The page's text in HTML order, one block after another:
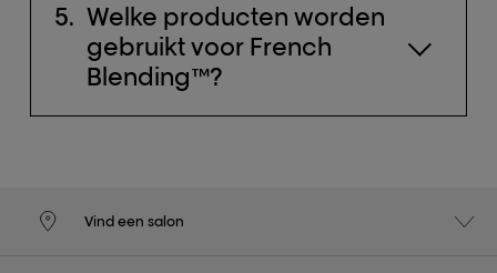
Welke producten worden
gebruikt voor French
Blending™?
Vind een salon